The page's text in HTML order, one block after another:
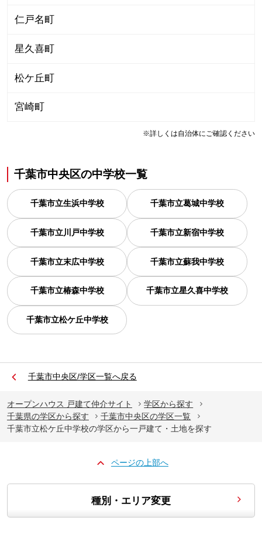
仁戸名町
星久喜町
松ケ丘町
宮崎町
※詳しくは自治体にご確認ください
千葉市中央区の中学校一覧
千葉市立生浜中学校 千葉市立葛城中学校
千葉市立川戸中学校 千葉市立新宿中学校
千葉市立末広中学校 千葉市立蘇我中学校
千葉市立椿森中学校 千葉市立星久喜中学校
千葉市立松ケ丘中学校
千葉市中央区/学区一覧へ戻る
オープンハウス 戸建て仲介サイト
学区から探す
千葉県の学区から探す
千葉市中央区の学区一覧
千葉市立松ケ丘中学校の学区から一戸建て・土地を探す
ページの上部へ
種別・エリア変更